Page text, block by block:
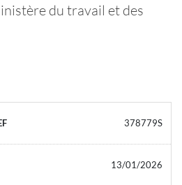
du travail et des
378779S
13/01/2026